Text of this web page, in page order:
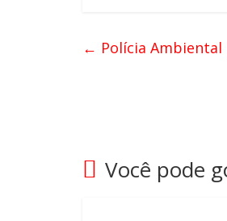
← Polícia
Você pode